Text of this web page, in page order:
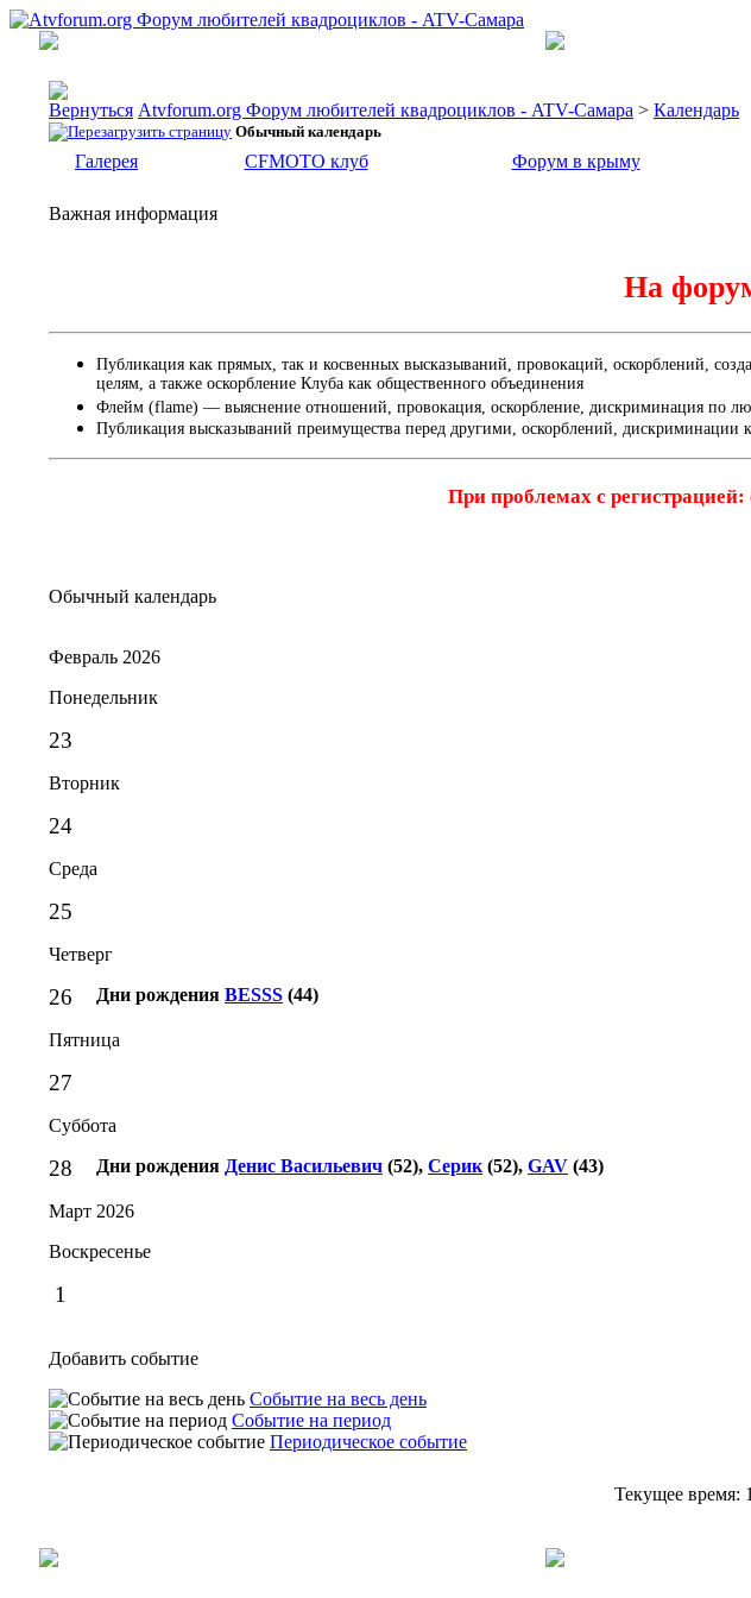
Atvforum.org Форум любителей квадроциклов - ATV-Самара > Календарь
Обычный календарь
Галерея
CFMOTO клуб Форум в крыму
Важная информация
На
Публикация как прямых, так и косвенных высказываний, провокаций, оскорблений,
целям, а также оскорбление Клуба как общественного объединения
Флейм (flame) — выяснение отношений, провокация, оскорбление, дискриминация по
Публикация высказываний преимущества перед другими, оскорблений,
При проблемах с
Обычный календарь
Февраль 2026
Понедельник
23
Вторник
24
Среда
25
Четверг
26 Дни рождения BESSS (44)
Пятница
27
Суббота
28 Дни рождения Денис Васильевич (52), Серик (52), GAV (43)
Март 2026
Воскресенье
1
Добавить событие
Событие на весь день
Событие на период
Периодическое событие
Текущее время: